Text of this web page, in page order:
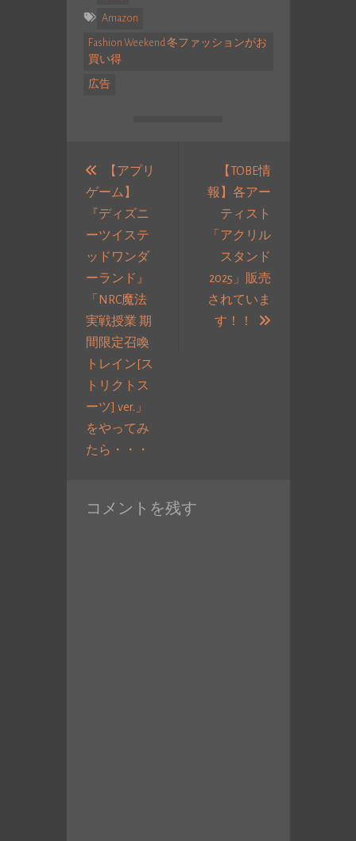
Amazon
Fashion Weekend 冬ファッションがお
買い得
広告
【アプリ
ゲーム】
『ディズニ
ーツイステ
ッドワンダ
ーランド』
「NRC魔法
実戦授業 期
間限定召喚
トレイン[ス
トリクトス
ーツ] ver.」
をやってみ
たら・・・
投
【TOBE情
報】各アー
ティスト
「アクリル
スタンド
2025」販売
されていま
す！！
次
コメントを残す